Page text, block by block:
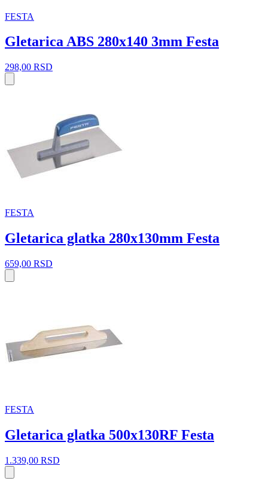
FESTA
Gletarica ABS 280x140 3mm Festa
298,00 RSD
FESTA
Gletarica glatka 280x130mm Festa
659,00 RSD
FESTA
Gletarica glatka 500x130RF Festa
1.339,00 RSD